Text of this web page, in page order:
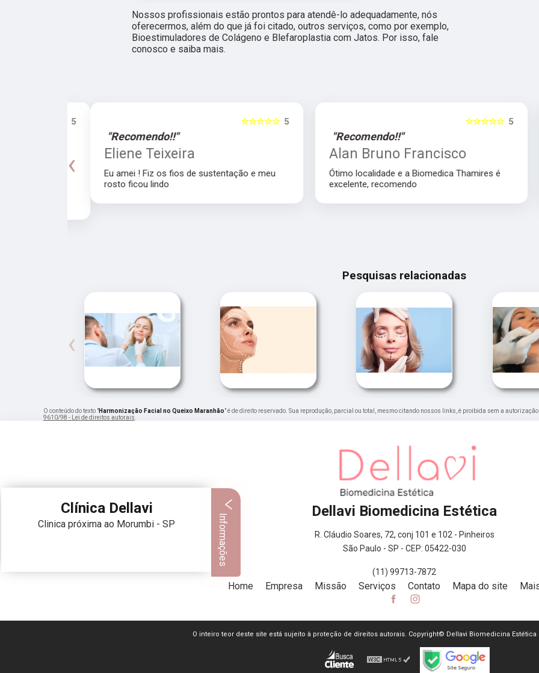
Nossos profissionais estão prontos para atendê-lo adequadamente, nós
oferecermos, além do que já foi citado, outros serviços, como por exemplo,
Bioestimuladores de Colágeno e Blefaroplastia com Jatos. Por isso, fale
conosco e saiba mais.
5
☆☆☆☆☆
"Recomendo!!"
Eliene Teixeira
Eu amei ! Fiz os fios de sustentação e meu
rosto ficou lindo
5
☆☆☆☆☆
"Recomendo!!"
Alan Bruno Francisco
Ótimo localidade e a Biomedica Thamires é
excelente, recomendo
‹
Pesquisas relacionadas
‹
O conteúdo do texto "Harmonização Facial no Queixo Maranhão" é de direito reservado. Sua reprodução, parcial ou total, mesmo citando nossos links, é proibida sem a
9610/98 - Lei de direitos autorais.
Dellavi Biomedicina Estética
R. Cláudio Soares, 72, conj 101 e 102 - Pinheiros
São Paulo - SP - CEP: 05422-030
(11) 99713-7872
Home Empresa Missão Serviços Contato Mapa do site
O inteiro teor deste site está sujeito à proteção de direitos autorais. Copyright© Dellavi Biomedicina Estética
Clínica Dellavi
Clinica próxima ao Morumbi - SP Informações